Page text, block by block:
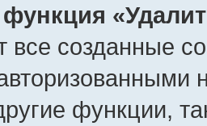
функция
все созданные
функции,